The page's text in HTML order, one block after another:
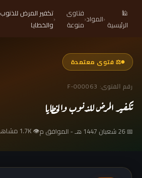
🕌
الرئيسية ‹المواد‹فتاوى
منوعة
‹تكفير المرض للذنوب
والخطايا
⚖ فتوى معتمدة
رقم الفتوى: F-000063
تكفير المرض للذنوب والخطايا
📅 26 شعبان 1447 هـ - الموافق م 👁 1.7K مشاهدة